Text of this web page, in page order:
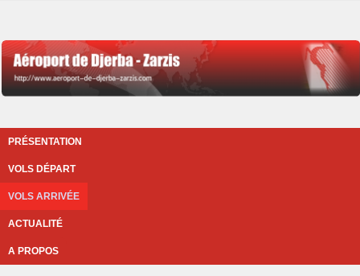
PRÉSENTATION
VOLS DÉPART
VOLS ARRIVÉE
ACTUALITÉ
A PROPOS